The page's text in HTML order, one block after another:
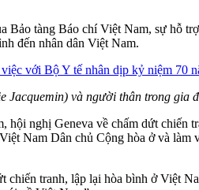
Bảo tàng Báo chí Việt Nam, sự
đến nhân dân Việt Nam.
Jacquemin) và người thân trong gia
hội nghị Geneva về chấm dứt
Nam Dân chủ Cộng hòa ở và
tranh, lập lại hòa bình ở Việt